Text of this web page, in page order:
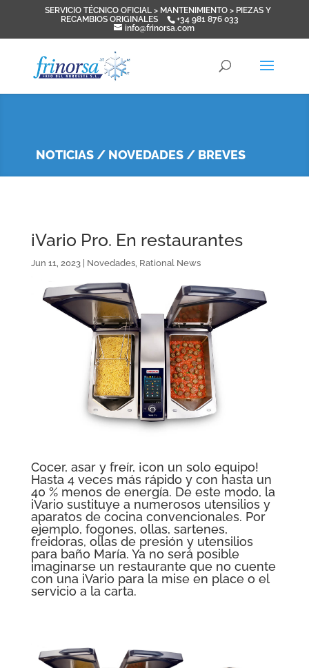
SERVICIO TÉCNICO OFICIAL > MANTENIMIENTO > PIEZAS Y
RECAMBIOS ORIGINALES
+34 981 876 033
info@frinorsa.com
NOTICIAS / NOVEDADES / BREVES
iVario Pro. En restaurantes
Jun 11, 2023| Novedades, Rational News
Cocer, asar y freír, ¡con un solo equipo!
Hasta 4 veces más rápido y con hasta un
40 % menos de energía. De este modo, la
iVario sustituye a numerosos utensilios y
aparatos de cocina convencionales. Por
ejemplo, fogones, ollas, sartenes,
freidoras, ollas de presión y utensilios
para baño María. Ya no será posible
imaginarse un restaurante que no cuente
con una iVario para la mise en place o el
servicio a la carta.